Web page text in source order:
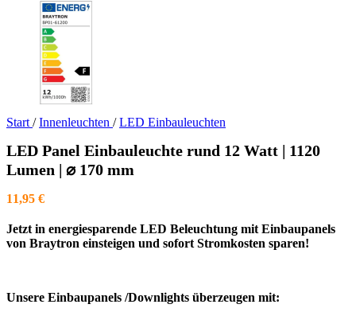
Start / Innenleuchten / LED Einbauleuchten
LED Panel Einbauleuchte rund 12 Watt | 1120
Lumen | ⌀ 170 mm
11,95 €
Jetzt in energiesparende LED Beleuchtung mit Einbaupanels
von Braytron einsteigen und sofort Stromkosten sparen!
Unsere Einbaupanels /Downlights überzeugen mit: